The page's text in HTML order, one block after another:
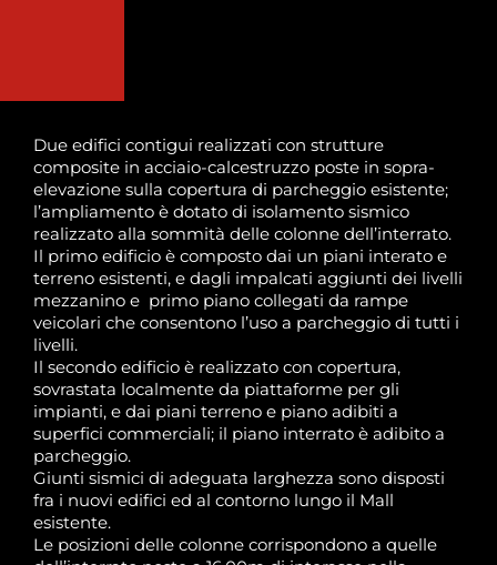
Due edifici contigui realizzati con strutture
composite in acciaio-calcestruzzo poste in sopra-
elevazione sulla copertura di parcheggio esistente;
l’ampliamento è dotato di isolamento sismico
realizzato alla sommità delle colonne dell’interrato.
Il primo edificio è composto dai un piani interato e
terreno esistenti, e dagli impalcati aggiunti dei livelli
mezzanino e primo piano collegati da rampe
veicolari che consentono l’uso a parcheggio di tutti i
livelli.
Il secondo edificio è realizzato con copertura,
sovrastata localmente da piattaforme per gli
impianti, e dai piani terreno e piano adibiti a
superfici commerciali; il piano interrato è adibito a
parcheggio.
Giunti sismici di adeguata larghezza sono disposti
fra i nuovi edifici ed al contorno lungo il Mall
esistente.
Le posizioni delle colonne corrispondono a quelle